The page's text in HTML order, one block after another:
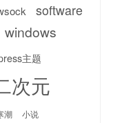
software
windows
主题
次元
潮 小说